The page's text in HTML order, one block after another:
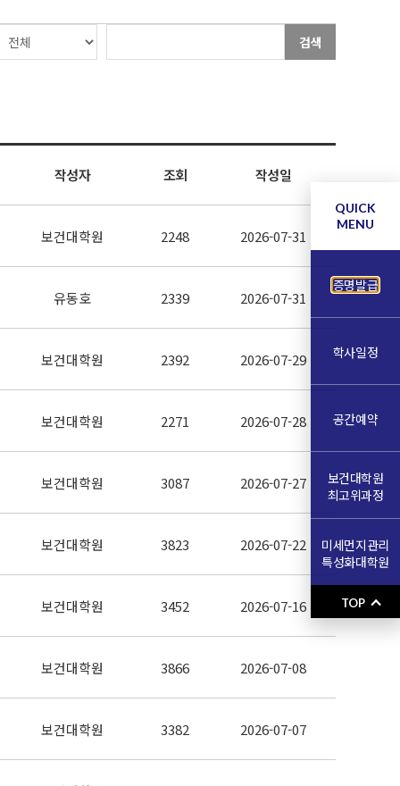
검색
작성자 조회 작성일
보건대학원 2248 2026-07-31
유동호 2339 2026-07-31
보건대학원 2392 2026-07-29
보건대학원 2271 2026-07-28
보건대학원 3087 2026-07-27
보건대학원 3823 2026-07-22
보건대학원 3452 2026-07-16
보건대학원 3866 2026-07-08
보건대학원 3382 2026-07-07
QUICK
MENU
증명발급
학사일정
공간예약
보건대학원
최고위과정
미세먼지관리
특성화대학원
TOP